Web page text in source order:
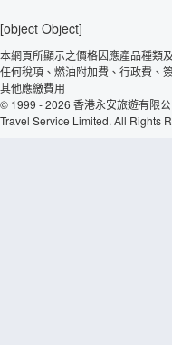
[object Object]
本網頁所顯示之價格因應產品種類
任何稅項、燃油附加費、行政費、
其他應繳費用
© 1999 - 2026 香港永安旅遊有限
Travel Service Limited. All Rights